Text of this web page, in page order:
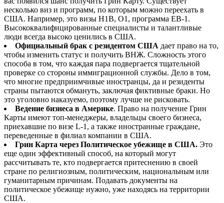
несколько виз и программ, по которым можно переехать в
США. Например, это визы H1B, O1, программа EB-1.
Высококвалифицированные специалисты и талантливые
люди всегда высоко ценились в США.
Официальный брак с резидентом США дает право на то,
чтобы изменить статус и получить ВНЖ. Сложность этого
способа в том, что каждая пара подвергается тщательной
проверке со стороны иммиграционной службы. Дело в том,
что многие предприимчивые иностранцы, да и резиденты
страны пытаются обмануть, заключая фиктивные браки. Но
это уголовно наказуемо, поэтому лучше не рисковать.
Ведение бизнеса в Америке. Право на получение Грин
Карты имеют топ-менеджеры, владельцы своего бизнеса,
приехавшие по визе L-1, а также иностранные граждане,
переведенные в филиал компании в США.
Грин Карта через Политическое убежище в США. Это
еще один эффективный способ, на который могут
рассчитывать те, кто подвергается притеснению в своей
стране по религиозным, политическим, национальным или
гуманитарным причинам. Подавать документы на
политическое убежище нужно, уже находясь на территории
США.